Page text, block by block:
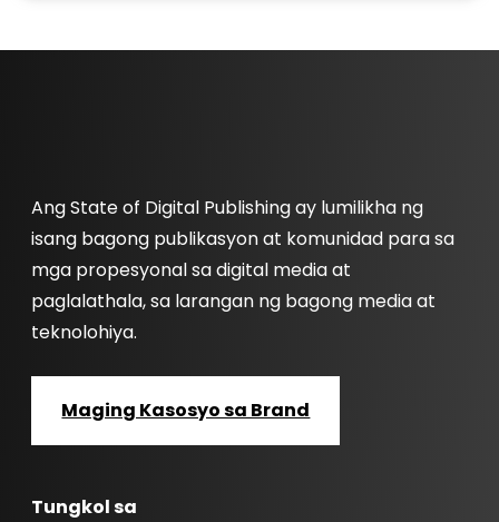
Ang State of Digital Publishing ay lumilikha ng
isang bagong publikasyon at komunidad para sa
mga propesyonal sa digital media at
paglalathala, sa larangan ng bagong media at
teknolohiya.
Maging Kasosyo sa Brand
Tungkol sa